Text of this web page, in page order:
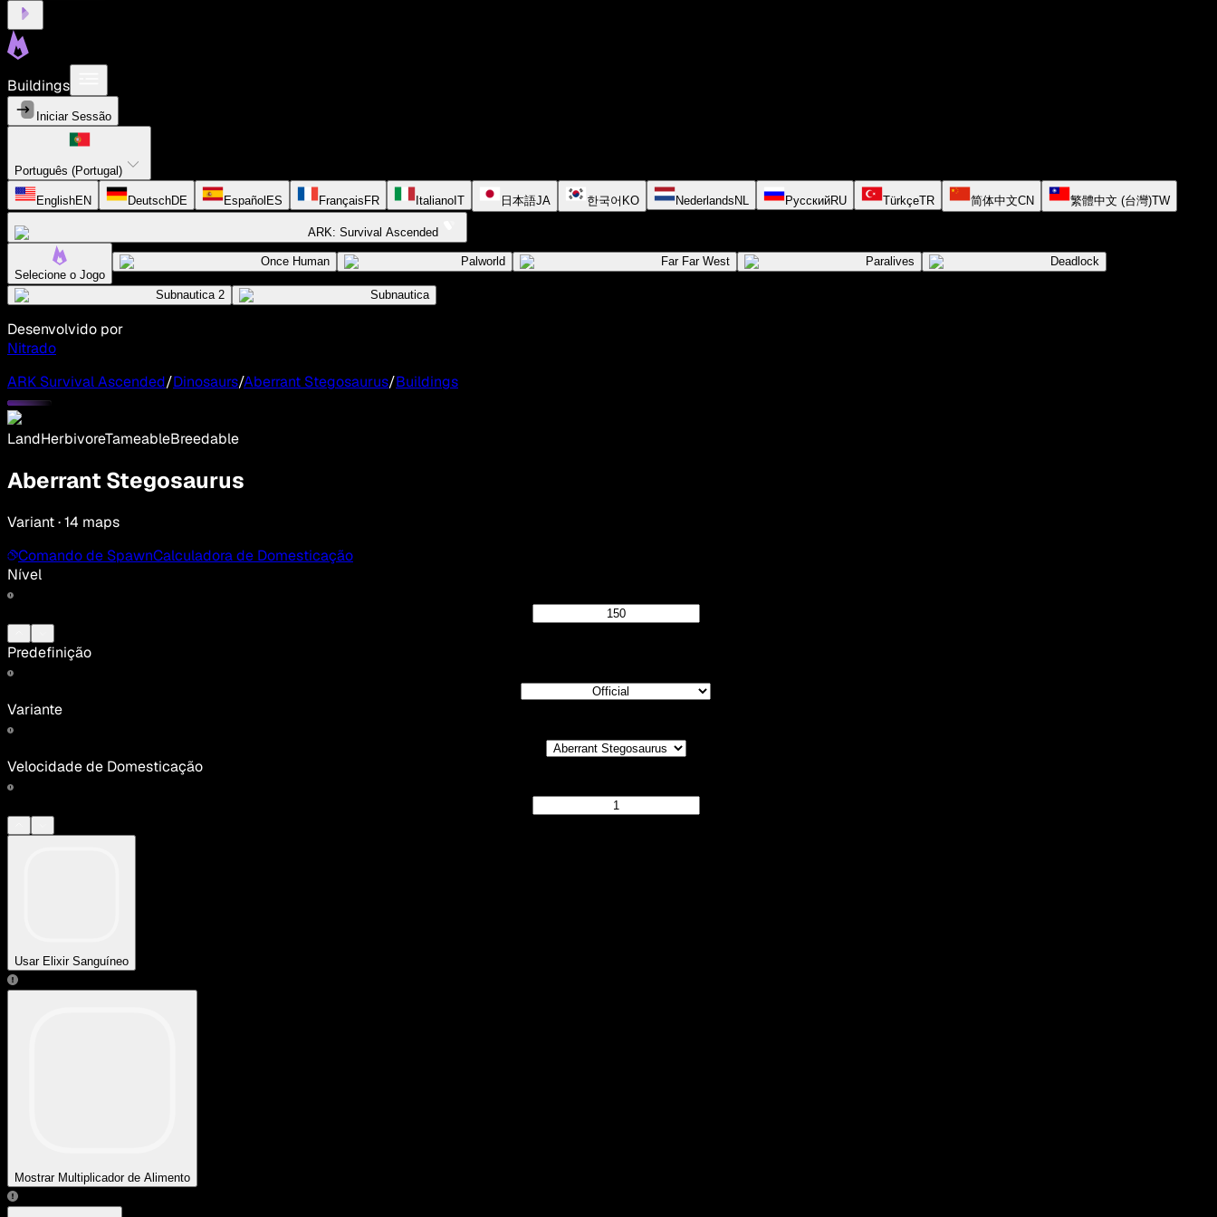
Buildings
Iniciar Sessão
Português (Portugal)
EnglishEN DeutschDE Español ES Français FR Italiano IT 日本語JA 한국어 KO Nederlands NL РусскийRU TürkçeTR 简体中文CN 繁體中文 (台灣)TW
ARK: Survival Ascended
Selecione o Jogo
Once Human Palworld Far Far West Paralives Deadlock
Subnautica 2 Subnautica
Desenvolvido por
Nitrado
ARK Survival Ascended/Dinosaurs/Aberrant Stegosaurus/Buildings
LandHerbivoreTameableBreedable
Aberrant Stegosaurus
Variant · 14 maps
Comando de SpawnCalculadora de Domesticação
Nível
Predefinição
Variante
Velocidade de Domesticação
Usar Elixir Sanguíneo
Mostrar Multiplicador de Alimento